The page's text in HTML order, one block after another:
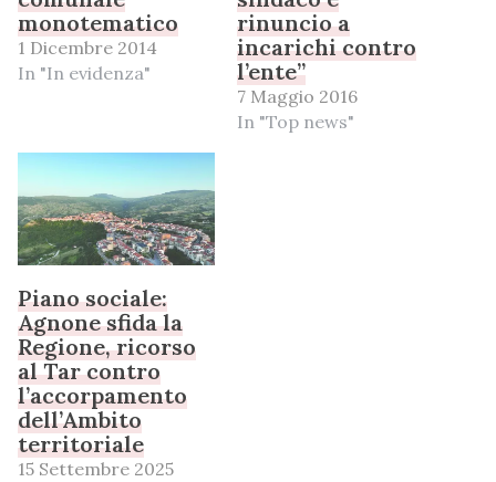
monotematico
1 Dicembre 2014
In "In evidenza"
rinuncio a
incarichi contro
l’ente”
7 Maggio 2016
In "Top news"
Piano sociale:
Agnone sfida la
Regione, ricorso
al Tar contro
l’accorpamento
dell’Ambito
territoriale
15 Settembre 2025